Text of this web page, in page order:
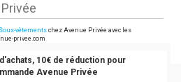
vêtements chez Avenue Privée avec les
privee.com
10€ de réduction pour
Avenue Privée